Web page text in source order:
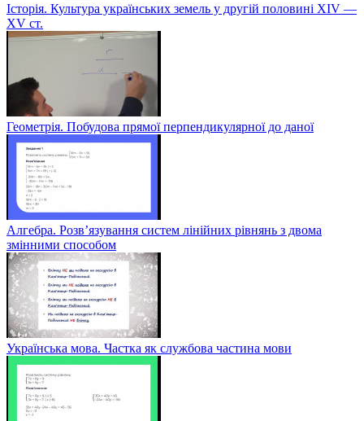
Історія. Культура українських земель у другій половині XIV —
XV ст.
Геометрія. Побудова прямої перпендикулярної до даної
Алгебра. Розв’язування систем лінійних рівнянь з двома
змінними способом
Українська мова. Частка як службова частина мови